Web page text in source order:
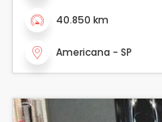
40.850 km
Americana - SP